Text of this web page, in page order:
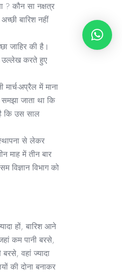
कौन सा नक्षत्र
बारिश नहीं
जाहिर की है।
उल्लेख करते हुए
अप्रैल में माना
जाता था कि
है कि उस साल
से लेकर
माह में तीन बार
विज्ञान विभाग को
हों, बारिश आने
कम पानी बरसे,
वहां ज्यादा
की दोना बनाकर